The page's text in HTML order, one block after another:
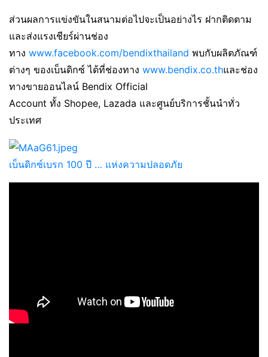
ส่วนผลการแข่งขันในสนามต่อไปจะเป็นอย่างไร ฝากติดตาม
และส่งแรงเชียร์ผ่านช่อง
ทาง www.facebook.com/bendixthailand พบกับผลิตภัณฑ์
ต่างๆ ของเบ็นดิกซ์ ได้ที่ช่องทาง www.bendix.co.thและช่อง
ทางขายออนไลน์ Bendix Official
Account ทั้ง Shopee, Lazada และศูนย์บริการชั้นนำทั่ว
ประเทศ
เบ็นดิกซ์เบรก 100 ปี … แห่งความปลอดภัย